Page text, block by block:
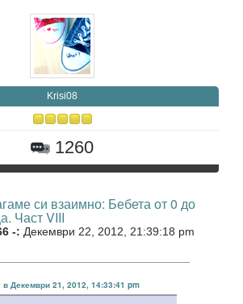
Krisi08
1260
си взаимно: Бебета от 0 до
Част VIII
-: Декември 22, 2012, 21:39:18 pm
Декември 21, 2012, 14:33:41 pm